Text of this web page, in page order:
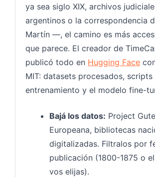
ya sea siglo XIX, archivos
argentinos o la correspondencia
Martín —, el camino es más
que parece. El creador de
publicó todo en Hugging Face
MIT: datasets procesados, scripts
entrenamiento y el modelo fine-
Bajá los datos: Project
Europeana, bibliotecas
digitalizadas. Filtralos por
publicación (1800-1875 o
vos elijas).